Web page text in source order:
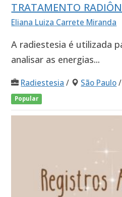
TRATAMENTO
Eliana Luiza Carrete Miranda
A radiestesia é utilizada
analisar as energias...
Radiestesia / São Paulo
Popular